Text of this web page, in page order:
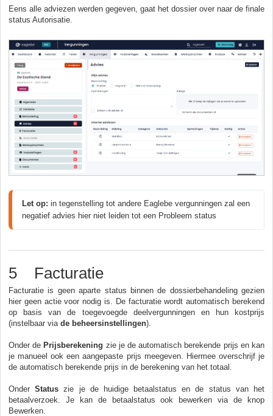
Eens alle adviezen werden gegeven, gaat het dossier over naar de finale
status Autorisatie.
Let op: in tegenstelling tot andere Eaglebe vergunningen zal een
negatief advies hier niet leiden tot een Probleem status
5 Facturatie
Facturatie is geen aparte status binnen de dossierbehandeling gezien
hier geen actie voor nodig is. De facturatie wordt automatisch berekend
op basis van de toegevoegde deelvergunningen en hun kostprijs
(instelbaar via de beheersinstellingen).
Onder de Prijsberekening zie je de automatisch berekende prijs en kan
je manueel ook een aangepaste prijs meegeven. Hiermee overschrijf je
de automatisch berekende prijs in de berekening van het totaal.
OnderStatuszie je de huidige betaalstatus en de status van het
betaalverzoek. Je kan de betaalstatus ook bewerken via de knop
Bewerken.